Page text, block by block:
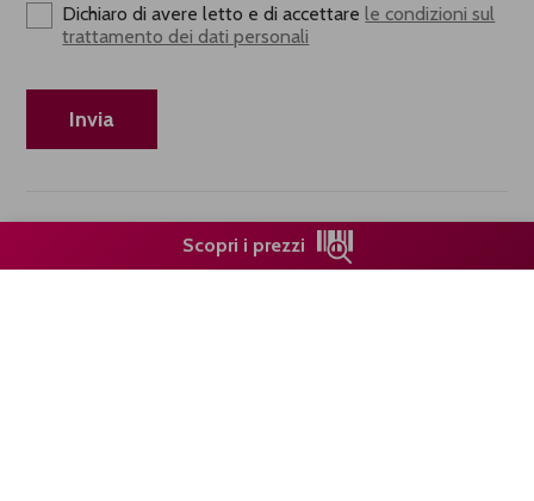
Dichiaro di avere letto e di accettarele condizioni sul
trattamento dei dati personali
Scopri i prezzi